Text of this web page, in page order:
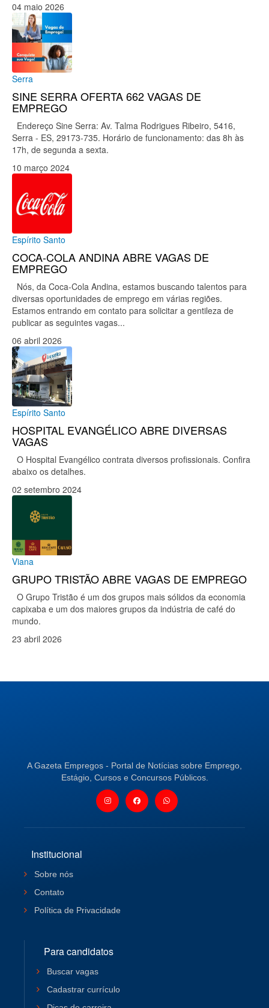
04 maio 2026
Serra
SINE SERRA OFERTA 662 VAGAS DE
EMPREGO
Endereço Sine Serra: Av. Talma Rodrigues Ribeiro, 5416,
Serra - ES, 29173-735. Horário de funcionamento: das 8h às
17h, de segunda a sexta.
10 março 2024
Espírito Santo
COCA-COLA ANDINA ABRE VAGAS DE
EMPREGO
Nós, da Coca-Cola Andina, estamos buscando talentos para
diversas oportunidades de emprego em várias regiões.
Estamos entrando em contato para solicitar a gentileza de
publicar as seguintes vagas...
06 abril 2026
Espírito Santo
HOSPITAL EVANGÉLICO ABRE DIVERSAS
VAGAS
O Hospital Evangélico contrata diversos profissionais. Confira
abaixo os detalhes.
02 setembro 2024
Viana
GRUPO TRISTÃO ABRE VAGAS DE EMPREGO
O Grupo Tristão é um dos grupos mais sólidos da economia
capixaba e um dos maiores grupos da indústria de café do
mundo.
23 abril 2026
A Gazeta Empregos - Portal de Notícias sobre Emprego,
Estágio, Cursos e Concursos Públicos.
Institucional
Sobre nós
Contato
Política de Privacidade
Para candidatos
Buscar vagas
Cadastrar currículo